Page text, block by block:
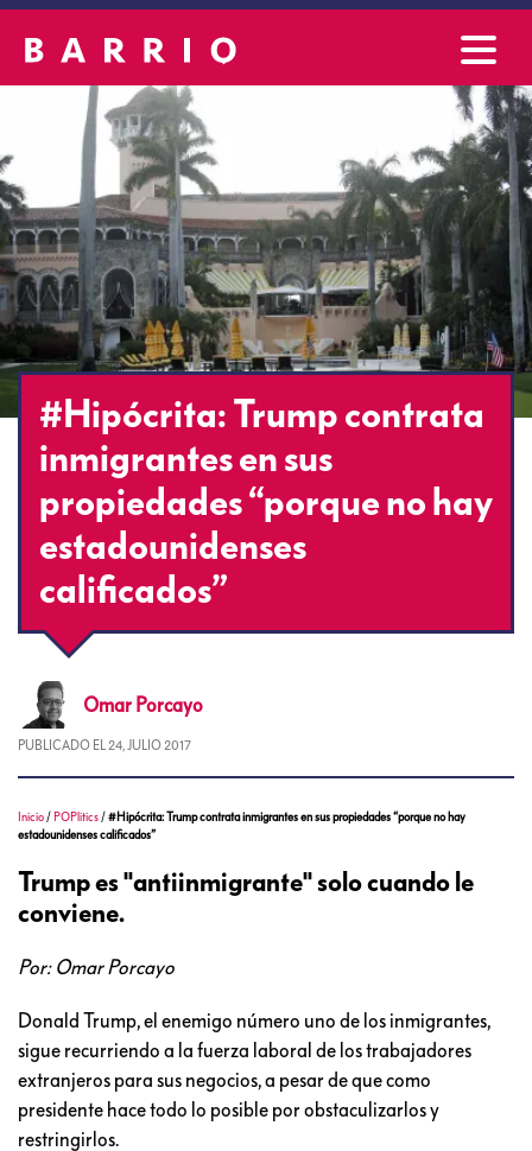
#Hipócrita: Trump contrata
inmigrantes en sus
propiedades “porque no hay
estadounidenses
calificados”
Omar Porcayo
PUBLICADO EL 24, JULIO 2017
Inicio / POPlitics /#Hipócrita: Trump contrata inmigrantes en sus propiedades “porque no hay
estadounidenses calificados”
Trump es "antiinmigrante" solo cuando le
conviene.
Por: Omar Porcayo
Donald Trump, el enemigo número uno de los inmigrantes,
sigue recurriendo a la fuerza laboral de los trabajadores
extranjeros para sus negocios, a pesar de que como
presidente hace todo lo posible por obstaculizarlos y
restringirlos.